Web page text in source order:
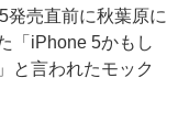
発売直前に秋葉原に
「iPhone 5かもし
と言われたモック